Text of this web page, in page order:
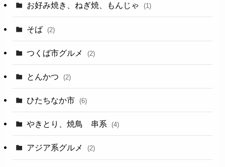
お好み焼き、ねぎ焼、もんじゃ (1)
そば (2)
つくば市グルメ (2)
とんかつ (2)
ひたちなか市 (6)
やきとり、焼鳥 串系 (4)
アジア系グルメ (2)